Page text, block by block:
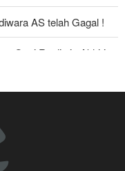
AS telah Gagal !
Opsi Realistis Akhiri
Psikologis